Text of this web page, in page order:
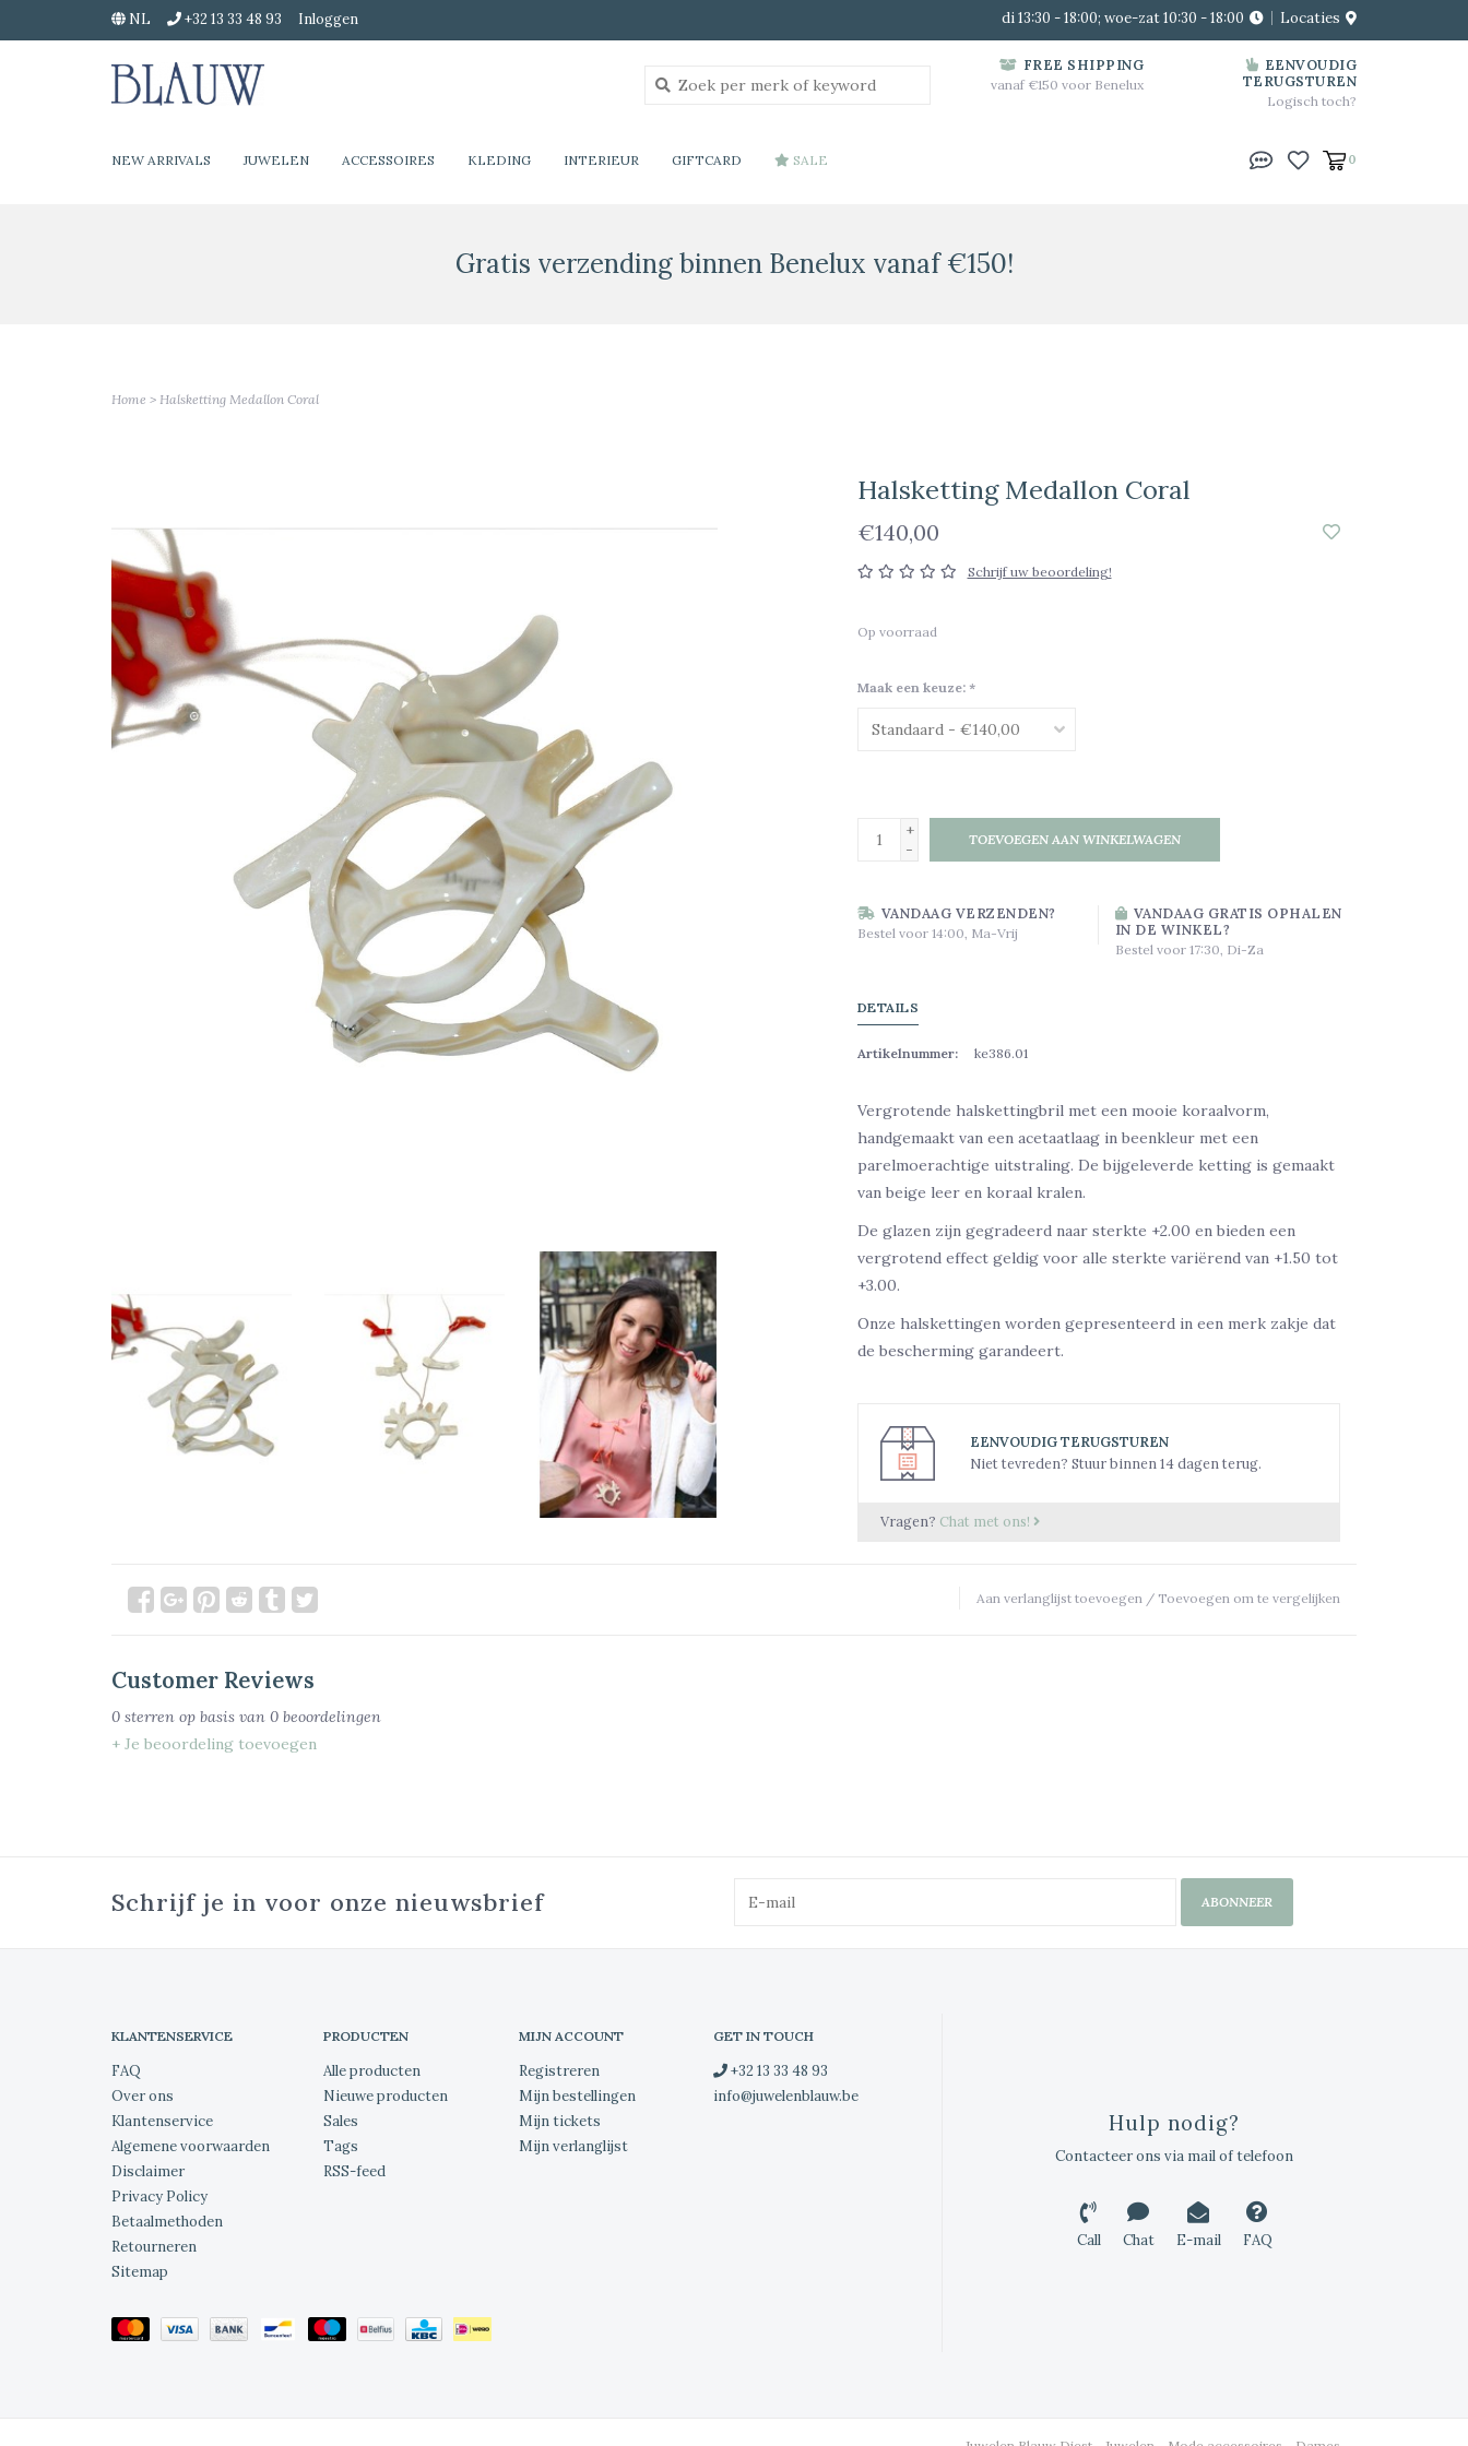
NL +32 13 33 48 93 Inloggen di 13:30 - 18:00; woe-zat 10:30 - 18:00 Locaties
FREE SHIPPING
vanaf €150 voor Benelux
EENVOUDIG
TERUGSTUREN
Logisch toch?
NEW ARRIVALS JUWELEN ACCESSOIRES KLEDING INTERIEUR GIFTCARD SALE 0
Gratis verzending binnen Benelux vanaf €150!
Home > Halsketting Medallon Coral
Halsketting Medallon Coral
€140,00
Schrijf uw beoordeling!
Op voorraad
Maak een keuze: *
+
-
TOEVOEGEN AAN WINKELWAGEN
VANDAAG VERZENDEN?
Bestel voor 14:00, Ma-Vrij
VANDAAG GRATIS OPHALEN
IN DE WINKEL?
Bestel voor 17:30, Di-Za
DETAILS
Artikelnummer: ke386.01
Vergrotende halskettingbril met een mooie koraalvorm,
handgemaakt van een acetaatlaag in beenkleur met een
parelmoerachtige uitstraling. De bijgeleverde ketting is gemaakt
van beige leer en koraal kralen.
De glazen zijn gegradeerd naar sterkte +2.00 en bieden een
vergrotend effect geldig voor alle sterkte variërend van +1.50 tot
+3.00.
Onze halskettingen worden gepresenteerd in een merk zakje dat
de bescherming garandeert.
EENVOUDIG TERUGSTUREN
Niet tevreden? Stuur binnen 14 dagen terug.
Vragen? Chat met ons!
Aan verlanglijst toevoegen / Toevoegen om te vergelijken
Customer Reviews
0 sterren op basis van 0 beoordelingen
+ Je beoordeling toevoegen
Schrijf je in voor onze nieuwsbrief ABONNEER
KLANTENSERVICE
FAQ
Over ons
Klantenservice
Algemene voorwaarden
Disclaimer
Privacy Policy
Betaalmethoden
Retourneren
Sitemap
PRODUCTEN
Alle producten
Nieuwe producten
Sales
Tags
RSS-feed
MIJN ACCOUNT
Registreren
Mijn bestellingen
Mijn tickets
Mijn verlanglijst
GET IN TOUCH
+32 13 33 48 93
info@juwelenblauw.be
Hulp nodig?
Contacteer ons via mail of telefoon
Call Chat E-mail FAQ